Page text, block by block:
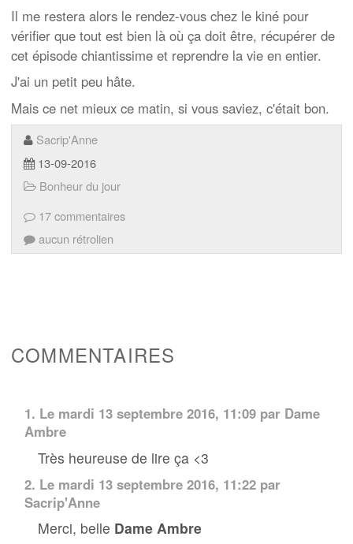
Il me restera alors le rendez-vous chez le kiné pour
vérifier que tout est bien là où ça doit être, récupérer de
cet épisode chiantissime et reprendre la vie en entier.
J'ai un petit peu hâte.
Mais ce net mieux ce matin, si vous saviez, c'était bon.
Sacrip'Anne
13-09-2016
Bonheur du jour
17 commentaires
aucun rétrolien
COMMENTAIRES
1. Le mardi 13 septembre 2016, 11:09 par Dame
Ambre
Très heureuse de lire ça <3
2. Le mardi 13 septembre 2016, 11:22 par
Sacrip'Anne
Merci, belle Dame Ambre